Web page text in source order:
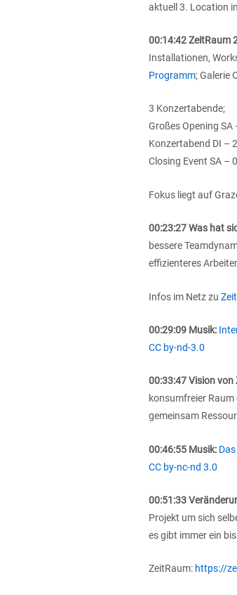
aktuell 3. Location
00:14:42 ZeitRaum
Installationen,
Programm; Galerie
3 Konzertabende;
Großes Opening
Konzertabend DI –
Closing Event SA –
Fokus liegt auf
00:23:27 Was hat
bessere
effizienteres
Infos im Netz zu
00:29:09 Musik:
CC by-nd-3.0
00:33:47 Vision von
konsumfreier
gemeinsam
00:46:55 Musik:
CC by-nc-nd 3.0
00:51:33
Projekt um sich
es gibt immer ein
ZeitRaum: https://